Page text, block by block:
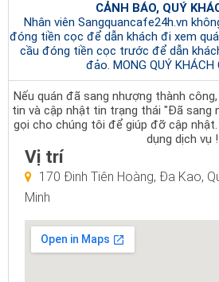
CẢNH BÁO, QUÝ
Nhân viên Sangquancafe24h.vn
đóng tiền cọc để dẫn khách đi xem
cầu đóng tiền cọc trước để dẫn
đảo. MONG QUÝ KHÁCH
Nếu quán đã sang nhượng thành
tin và cập nhật tin trạng thái "Đã sang
gọi cho chúng tôi để giúp đỡ cập
dụng dịch vụ !
Vị trí
170 Đinh Tiên Hoàng, Đa Kao,
Minh